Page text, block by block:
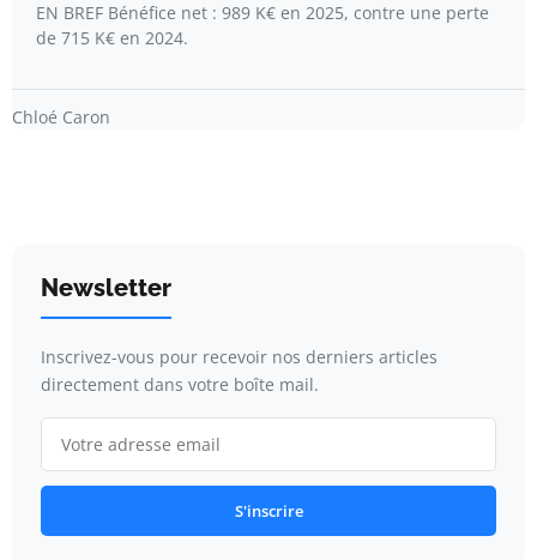
EN BREF Bénéfice net : 989 K€ en 2025, contre une perte
de 715 K€ en 2024.
Chloé Caron
Newsletter
Inscrivez-vous pour recevoir nos derniers articles
directement dans votre boîte mail.
S'inscrire